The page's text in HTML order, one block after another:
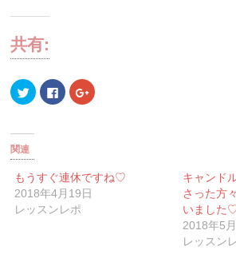
共有:
ク
リ
て
で
有
(新
し
い
ウ
Facebook
で
リ
ッ
ク
し
て
ク
リ
有
(新
し
関連
もうすぐ連休ですね♡
2018年4月19日
レッスンレポ
キャンド
さった方
いました
2018年5
レッスン